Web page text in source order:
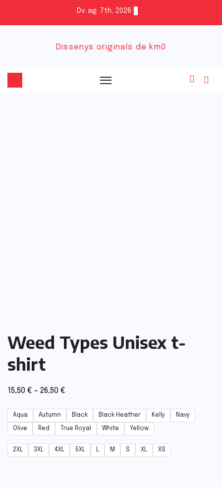
Dv. ag. 7th, 2026
Dissenys originals de km0
Weed Types Unisex t-
shirt
15,50 € – 26,50 €
Aqua Autumn Black Black Heather Kelly Navy
Olive Red True Royal White Yellow
2XL 3XL 4XL 5XL L M S XL XS